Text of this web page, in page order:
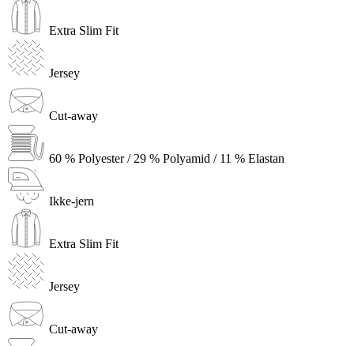
Extra Slim Fit
Jersey
Cut-away
60 % Polyester / 29 % Polyamid / 11 % Elastan
Ikke-jern
Extra Slim Fit
Jersey
Cut-away